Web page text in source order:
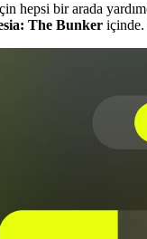
hepsi bir arada
The Bunker içinde.